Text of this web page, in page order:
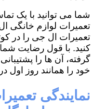
شما می توانید با یک
تعمیرات لوازم خانگی
تعمیرات ال جی را در
کنید. با قول رضایت
گرفته، آن ها را
خود را همانند روز اول
نمایندگی